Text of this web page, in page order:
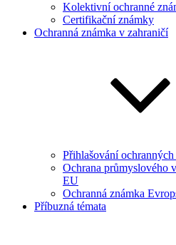
Kolektivní ochranné
Certifikační známky
Ochranná známka v zahraničí
Přihlašování
Ochrana průmyslového
EU
Ochranná známka
Příbuzná témata